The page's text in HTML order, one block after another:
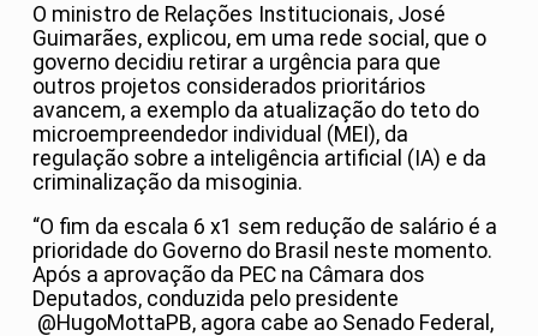
O ministro de Relações Institucionais, José
Guimarães, explicou, em uma rede social, que o
governo decidiu retirar a urgência para que
outros projetos considerados prioritários
avancem, a exemplo da atualização do teto do
microempreendedor individual (MEI), da
regulação sobre a inteligência artificial (IA) e da
criminalização da misoginia.
“O fim da escala 6 x1 sem redução de salário é a
prioridade do Governo do Brasil neste momento.
Após a aprovação da PEC na Câmara dos
Deputados, conduzida pelo presidente
@HugoMottaPB, agora cabe ao Senado Federal,